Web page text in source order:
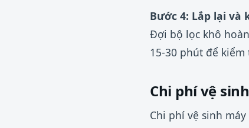
Bước 4: Lắp lại và
Đợi bộ lọc khô
15-30 phút để
Chi phí vệ
Chi phí vệ sinh